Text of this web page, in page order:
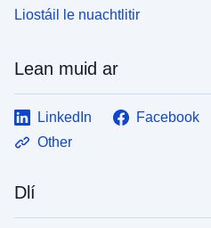
Liostáil le nuachtlitir
Lean muid ar
LinkedIn Facebook
Other
Dlí